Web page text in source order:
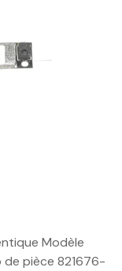
Modèle
de pièce 821676-